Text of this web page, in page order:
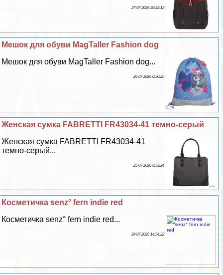
27 07 2026 20:48:13
Мешок для обуви MagTaller Fashion dog
Мешок для обуви MagTaller Fashion dog...
26 07 2026 0:50:25
Женская сумка FABRETTI FR43034-41 темно-серый
Женская сумка FABRETTI FR43034-41
темно-серый...
25 07 2026 0:59:24
Косметичка senz° fern indie red
Косметичка senz° fern indie red...
24 07 2026 14:54:22